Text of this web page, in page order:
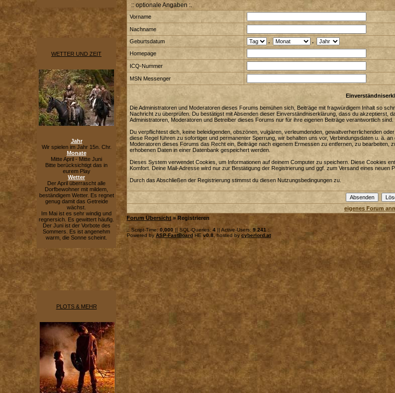
WETTER UND ZEIT
Jahr
Wir spielen im Jahr 15n. Chr.
Monate
Mitte April - Mitte Juni
Bitte berücksichtigt das in
eurem Play
Wetter
Der April überrascht alle
Dorfbewohner mit mildem,
beständigem Wetter. Es regnet
genug damit das Getreide
wächst.
Im Mai ist es sehr windig und
regnersich. Es gewittert häufig.
Der Juni ist der Vorbote des
Sommers. Es ist angenehm
warm, die Sonne scheint.
PLOTS & MEHR
:: optionale Angaben :.
Vorname
Nachname
Geburtsdatum
.
.
Homepage
ICQ-Nummer
MSN Messenger
Die Administratoren und Moderatoren dieses Forums bemühen sich, Beiträge mit fragwürdigem Inhalt so
Nachricht zu überprüfen. Du bestätigst mit Absenden dieser Einverständniserklärung, dass du akzeptierst,
Administratoren, Moderatoren und Betreiber dieses Forums nur für ihre eigenen Beiträge verantwortlich sind.
Du verpflichtest dich, keine beleidigenden, obszönen, vulgären, verleumdenden, gewaltverherrlichenden
diese Regel führen zu sofortiger und permanenter Sperrung, wir behalten uns vor, Verbindungsdaten u. ä.
Moderatoren dieses Forums das Recht ein, Beiträge nach eigenem Ermessen zu entfernen, zu
erhobenen Daten in einer Datenbank gespeichert werden.
Dieses System verwendet Cookies, um Informationen auf deinem Computer zu speichern. Diese Cookies
Komfort. Deine Mail-Adresse wird nur zur Bestätigung der Registrierung und ggf. zum Versand eines neuen
Durch das Abschließen der Registrierung stimmst du diesen Nutzungsbedingungen zu.
eigenes Forum
Forum Übersicht» Registrieren
.: Script-Time: 0,000 || SQL-Queries: 4 || Active-Users: 9 241 :.
Powered by ASP-FastBoardHE v0.8 , hosted by cyberlord.at